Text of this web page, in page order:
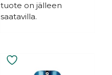
tuote on jälleen
saatavilla.